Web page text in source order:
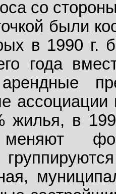
со
были
в 1990 г.
года
жилья, в
меняют